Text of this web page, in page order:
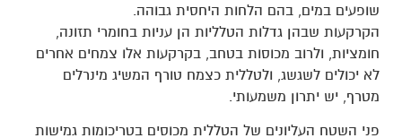
שופעים במים, בהם הלחות היחסית גבוהה.
הקרקעות שבהן גדלות הטלליות הן עניות בחומרי תזונה,
חומציות, ולרוב מכוסות בטחב, בקרקעות אלו צמחים אחרים
לא יכולים לשגשג, ולטללית כצמח טורף המשיג מינרלים
מטרף, יש יתרון משמעותי.
פני השטח העליונים של הטללית מכוסים בטריכומות גמישות